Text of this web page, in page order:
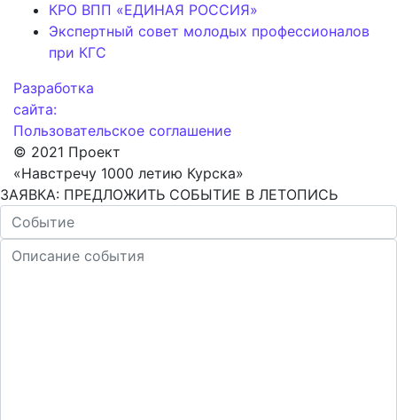
КРО ВПП «ЕДИНАЯ РОССИЯ»
Экспертный совет молодых профессионалов
при КГС
Разработка
сайта:
Пользовательское соглашение
© 2021 Проект
«Навстречу 1000 летию Курска»
ЗАЯВКА: ПРЕДЛОЖИТЬ СОБЫТИЕ В ЛЕТОПИСЬ